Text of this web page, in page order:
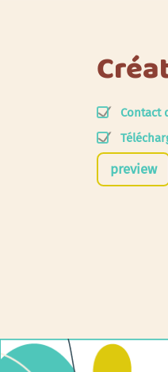
Contact
preview